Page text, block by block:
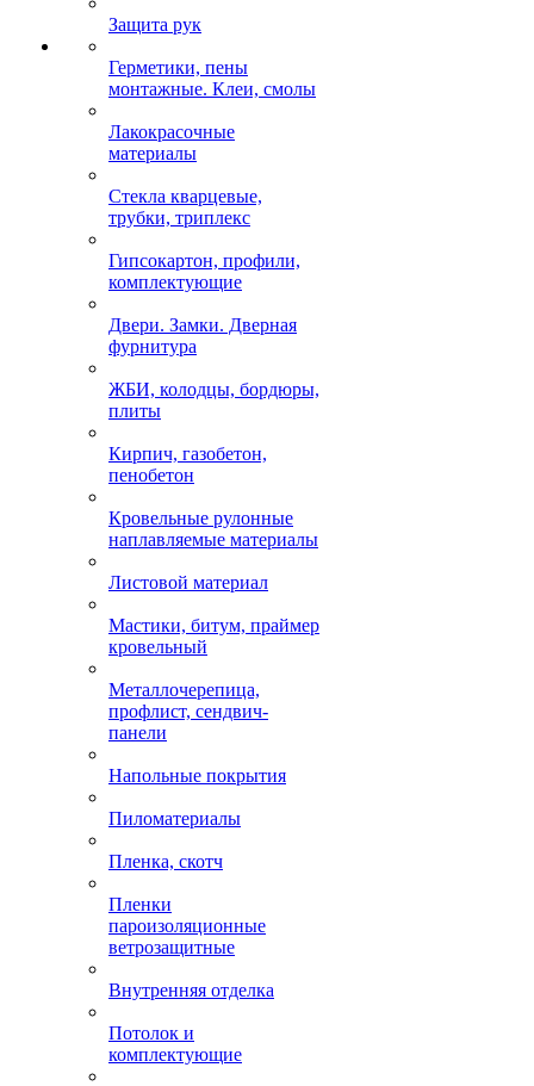
Защита рук
Герметики, пены
монтажные. Клеи, смолы
Лакокрасочные
материалы
Стекла кварцевые,
трубки, триплекс
Гипсокартон, профили,
комплектующие
Двери. Замки. Дверная
фурнитура
ЖБИ, колодцы, бордюры,
плиты
Кирпич, газобетон,
пенобетон
Кровельные рулонные
наплавляемые материалы
Листовой материал
Мастики, битум, праймер
кровельный
Металлочерепица,
профлист, сендвич-
панели
Напольные покрытия
Пиломатериалы
Пленка, скотч
Пленки
пароизоляционные
ветрозащитные
Внутренняя отделка
Потолок и
комплектующие